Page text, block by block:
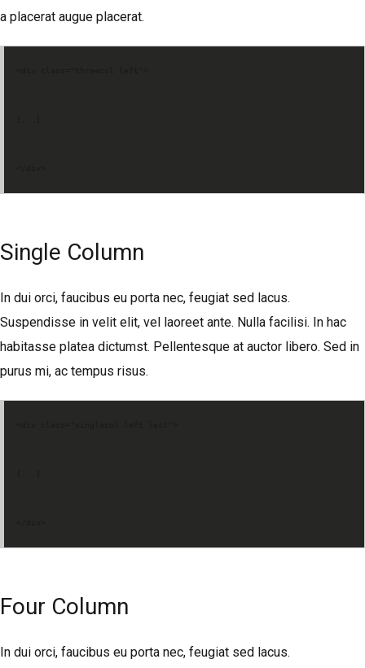
a placerat augue placerat.
Single Column
In dui orci, faucibus eu porta nec, feugiat sed lacus.
Suspendisse in velit elit, vel laoreet ante. Nulla facilisi. In hac
habitasse platea dictumst. Pellentesque at auctor libero. Sed in
purus mi, ac tempus risus.
Four Column
In dui orci, faucibus eu porta nec, feugiat sed lacus.